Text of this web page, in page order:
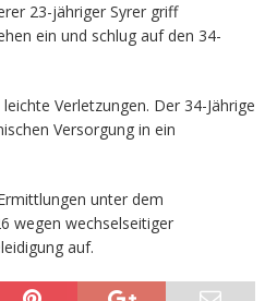
23-jähriger Syrer griff
ein und schlug auf den 34-
Verletzungen. Der 34-Jährige
Versorgung in ein
unter dem
wegen wechselseitiger
auf.